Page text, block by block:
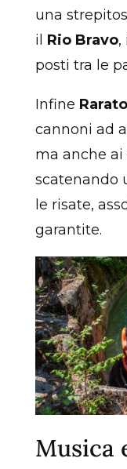
una
il Rio Bravo,
posti tra le
Infine
cannoni ad
ma anche
scatenando
le risate,
garantite.
Musica